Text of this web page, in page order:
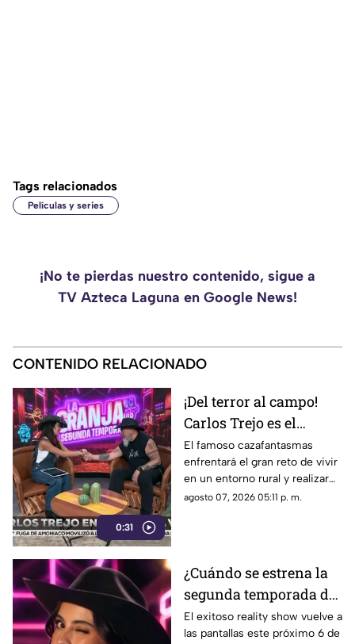
Tags relacionados
Películas y series
¡No te pierdas nuestro contenido, sigue a
TV Azteca Laguna en Google News!
CONTENIDO RELACIONADO
0:31
¡Del terror al campo!
Carlos Trejo es el
primer participante
confirmado para La
Granja VIP 2026
El famoso cazafantasmas
enfrentará el gran reto de vivir
en un entorno rural y realizar
pesadas labores de campo
agosto 07, 2026 05:11 p. m.
¿Cuándo se estrena la
segunda temporada de
La Granja VIP en
Azteca Uno?
El exitoso reality show vuelve a
las pantallas este próximo 6 de